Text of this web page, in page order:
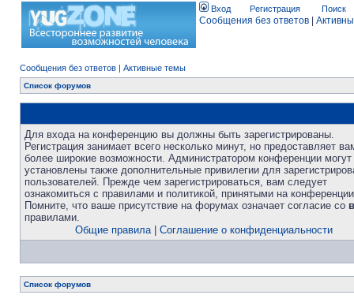
Вход Регистрация Поиск
Сообщения без ответов
Сообщения без ответов | Активные темы
Список форумов
Для входа на конференцию вы должны быть зарегистрированы.
Регистрация занимает всего несколько минут, но предоставляет
более широкие возможности. Администратором конференции
установлены также дополнительные привилегии для
пользователей. Прежде чем зарегистрироваться, вам следует
ознакомиться с правилами и политикой, принятыми на
Помните, что ваше присутствие на форумах означает согласие со
правилами.
Общие правила| Соглашение о конфиденциальности
Список форумов